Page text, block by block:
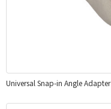
Universal Snap-in Angle Adapter